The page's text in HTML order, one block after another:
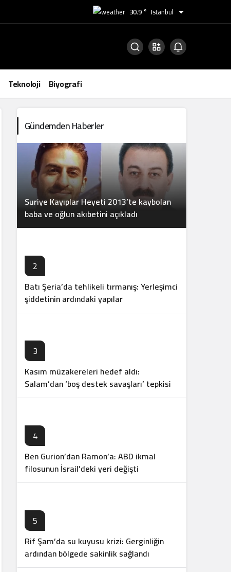
30.9 ° Istanbul
Teknoloji Biyografi
Gündemden Haberler
Suriye Kayıplar Heyeti 2013’te kaybolan
baba ve oğlun akıbetini açıkladı
2
Batı Şeria’da tehlikeli tırmanış: Yerleşimci
şiddetinin ardındaki yapılar
3
Kasım müzakereleri hedef aldı:
Salam’dan ‘boş destek savaşları’ tepkisi
4
Ben Gurion’dan Ramon’a: ABD ikmal
filosunun İsrail’deki yeri değişti
5
Rif Şam’da su kuyusu krizi: Gerginliğin
ardından bölgede sakinlik sağlandı